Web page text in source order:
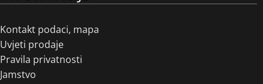
Kontakt podaci, mapa
Uvjeti prodaje
Pravila privatnosti
Jamstvo